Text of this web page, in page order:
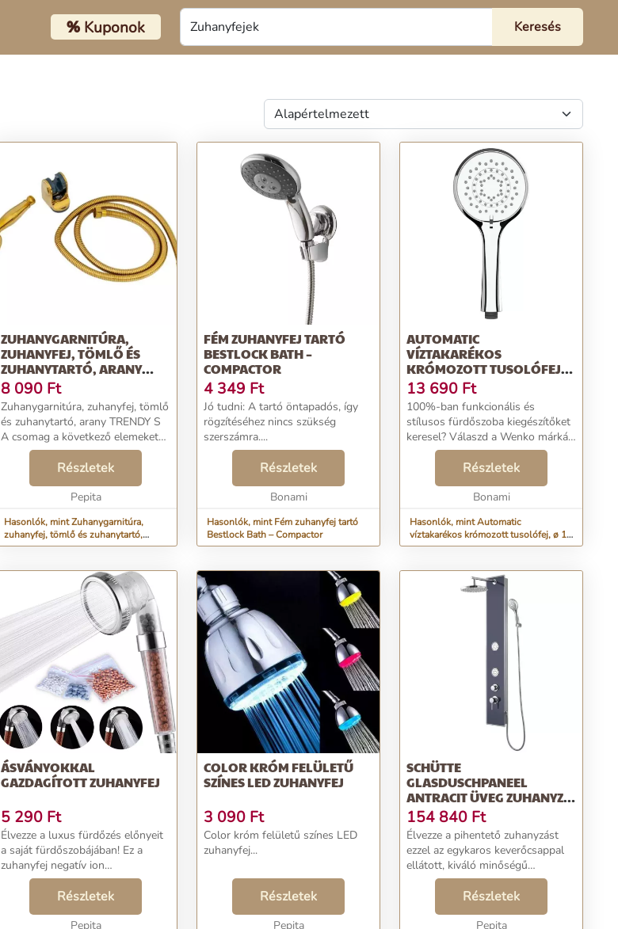
%Kuponok
ZUHANYGARNITÚRA,
ZUHANYFEJ, TÖMLŐ ÉS
ZUHANYTARTÓ, ARANY
TRENDY S
8 090 Ft
Zuhanygarnitúra, zuhanyfej, tömlő
és zuhanytartó, arany TRENDY S
A csomag a következő elemeket
tartalmazza: ABS para
zuhanytartó 1,5 m hosszú
zuhanycső, arany megjelenésű,
1/2 anyával a végén, amel...
Részletek
Pepita
Hasonlók, mint Zuhanygarnitúra,
zuhanyfej, tömlő és zuhanytartó,
arany TRENDY S
FÉM ZUHANYFEJ TARTÓ
BESTLOCK BATH –
COMPACTOR
4 349 Ft
Jó tudni: A tartó öntapadós, így
rögzítéséhez nincs szükség
szerszámra....
Részletek
Bonami
Hasonlók, mint Fém zuhanyfej tartó
Bestlock Bath – Compactor
AUTOMATIC
VÍZTAKARÉKOS
KRÓMOZOTT TUSOLÓFEJ,
Ø 11 CM - WENKO
13 690 Ft
100%-ban funkcionális és
stílusos fürdőszoba kiegészítőket
keresel? Válaszd a Wenko márkát,
melynek praktikus darabjai
átgondolt tervezést tükröznek. A
népszerű német márka elegáns
lakáskiegészítőke...
Részletek
Bonami
Hasonlók, mint Automatic
víztakarékos krómozott tusolófej, ø 11
cm - Wenko
ÁSVÁNYOKKAL
GAZDAGÍTOTT ZUHANYFEJ
5 290 Ft
Élvezze a luxus fürdőzés előnyeit
a saját fürdőszobájában! Ez a
zuhanyfej negatív ion
ásványgömböket tartalmaz,
amelyek felszívják a káros
anyagokat és toxinokat, és javítják
a vízből történő természe...
Részletek
Pepita
COLOR KRÓM FELÜLETŰ
SZÍNES LED ZUHANYFEJ
3 090 Ft
Color króm felületű színes LED
zuhanyfej...
Részletek
Pepita
SCHÜTTE
GLASDUSCHPANEEL
ANTRACIT ÜVEG ZUHANYZÓ
EGYKAROS CSAPTELEPPEL
154 840 Ft
Élvezze a pihentető zuhanyzást
ezzel az egykaros keverőcsappal
ellátott, kiváló minőségű
SCHÜTTE GLASDUSCHPANEEL
üveg zuhanypanellel! A
zuhanyrendszer fémből készült és
hosszú élettartamú. Biztonsági ...
Részletek
Pepita